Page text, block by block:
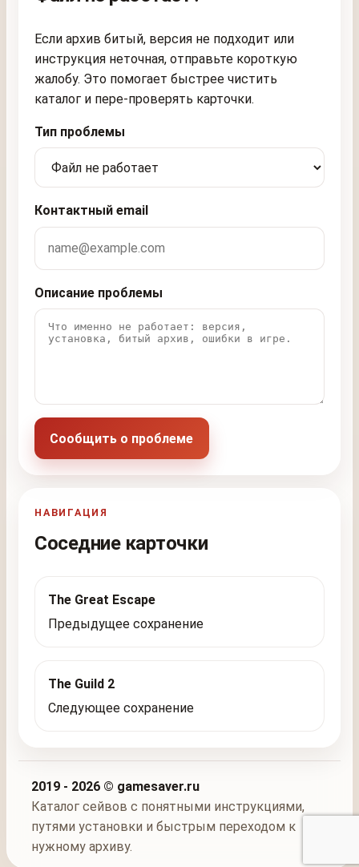
Если архив битый, версия не подходит или
инструкция неточная, отправьте короткую
жалобу. Это помогает быстрее чистить
каталог и пере-проверять карточки.
Тип проблемы
Контактный email
Описание проблемы
Сообщить о проблеме
НАВИГАЦИЯ
Соседние карточки
The Great Escape
Предыдущее сохранение
The Guild 2
Следующее сохранение
2019 - 2026 © gamesaver.ru
Каталог сейвов с понятными инструкциями,
путями установки и быстрым переходом к
нужному архиву.